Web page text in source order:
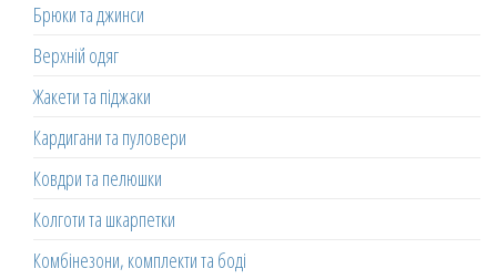
Брюки та джинси
Верхній одяг
Жакети та піджаки
Кардигани та пуловери
Ковдри та пелюшки
Колготи та шкарпетки
Комбінезони, комплекти та боді